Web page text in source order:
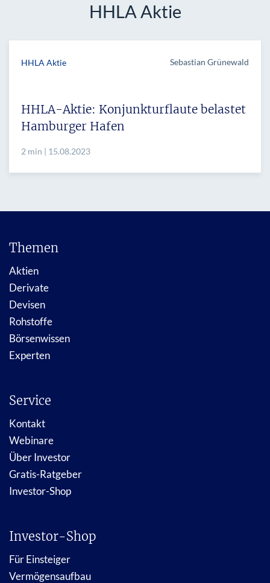
HHLA Aktie
HHLA Aktie Sebastian Grünewald
HHLA-Aktie: Konjunkturflaute belastet
Hamburger Hafen
2 min | 15.08.2023
Themen
Aktien
Derivate
Devisen
Rohstoffe
Börsenwissen
Experten
Service
Kontakt
Webinare
Über Investor
Gratis-Ratgeber
Investor-Shop
Investor-Shop
Für Einsteiger
Vermögensaufbau